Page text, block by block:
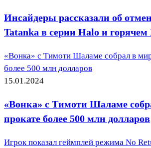
Инсайдеры рассказали об
Tatanka в серии Halo и горячем
«Вонка» с Тимоти Шаламе собрал в
более 500 млн долларов
15.01.2024
«Вонка» с Тимоти Шаламе
прокате более 500 млн долларов
Игрок показал геймплей режима No